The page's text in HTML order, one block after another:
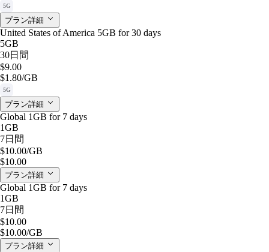
5G
プラン詳細
United States of America 5GB for 30 days
5GB
30日間
$9.00
$1.80/GB
5G
プラン詳細
Global 1GB for 7 days
1GB
7日間
$10.00/GB
$10.00
プラン詳細
Global 1GB for 7 days
1GB
7日間
$10.00
$10.00/GB
プラン詳細